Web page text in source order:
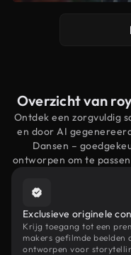
Overzicht van
Ontdek een zorgvuldig
en door AI
Dansen –
ontworpen om te
Exclusieve originele
Krijg toegang tot een
makers gefilmde beelden
ontworpen voor